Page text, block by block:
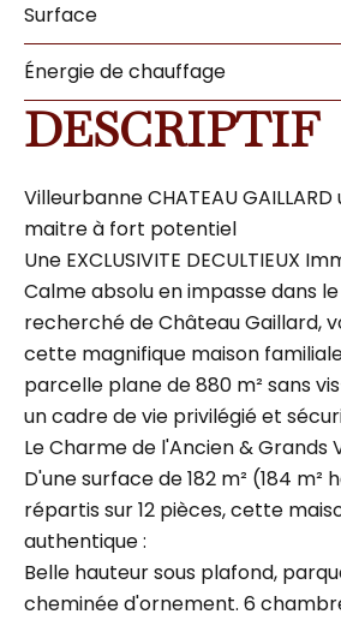
Surface
Énergie de chauffage
DESCRIPTIF
Villeurbanne CHATEAU
maitre à fort potentiel
Une EXCLUSIVITE DECULTIEUX
Calme absolu en impasse dans
recherché de Château Gaillard,
cette magnifique maison familiale
parcelle plane de 880 m² sans
un cadre de vie privilégié et
Le Charme de l'Ancien & Grands
D'une surface de 182 m² (184 m²
répartis sur 12 pièces, cette
authentique :
Belle hauteur sous plafond,
cheminée d'ornement. 6